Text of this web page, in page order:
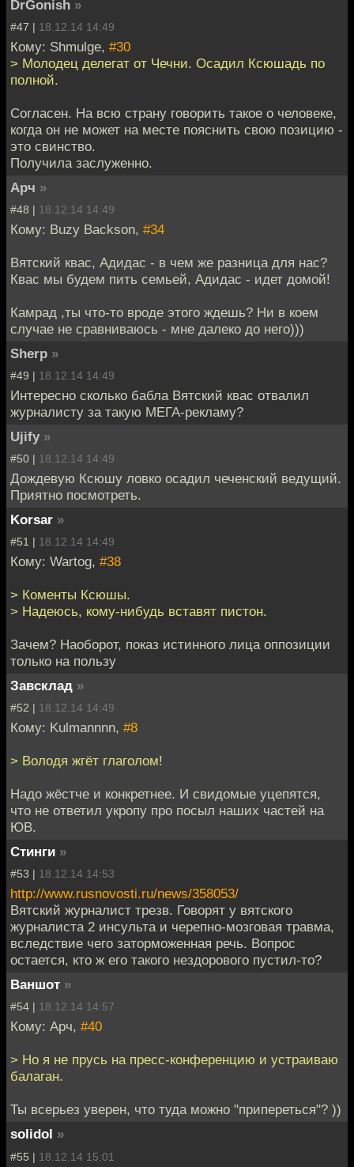
DrGonish »
#47 | 18.12.14 14:49
Кому: Shmulge, #30
> Молодец делегат от Чечни. Осадил Ксюшадь по
полной.
Согласен. На всю страну говорить такое о человеке,
когда он не может на месте пояснить свою позицию -
это свинство.
Получила заслуженно.
Арч »
#48 | 18.12.14 14:49
Кому: Buzy Backson, #34
Вятский квас, Адидас - в чем же разница для нас?
Квас мы будем пить семьей, Адидас - идет домой!
Камрад ,ты что-то вроде этого ждешь? Ни в коем
случае не сравниваюсь - мне далеко до него)))
Sherp »
#49 | 18.12.14 14:49
Интересно сколько бабла Вятский квас отвалил
журналисту за такую МЕГА-рекламу?
Ujify »
#50 | 18.12.14 14:49
Дождевую Ксюшу ловко осадил чеченский ведущий.
Приятно посмотреть.
Korsar »
#51 | 18.12.14 14:49
Кому: Wartog, #38
> Коменты Ксюшы.
> Надеюсь, кому-нибудь вставят пистон.
Зачем? Наоборот, показ истинного лица оппозиции
только на пользу
Завсклад »
#52 | 18.12.14 14:49
Кому: Kulmannnn, #8
> Володя жгёт глаголом!
Надо жёстче и конкретнее. И свидомые уцепятся,
что не ответил укропу про посыл наших частей на
ЮВ.
Стинги »
#53 | 18.12.14 14:53
http://www.rusnovosti.ru/news/358053/
Вятский журналист трезв. Говорят у вятского
журналиста 2 инсульта и черепно-мозговая травма,
вследствие чего заторможенная речь. Вопрос
остается, кто ж его такого нездорового пустил-то?
Ваншот »
#54 | 18.12.14 14:57
Кому: Арч, #40
> Но я не прусь на пресс-конференцию и устраиваю
балаган.
Ты всерьез уверен, что туда можно "припереться"? ))
solidol »
#55 | 18.12.14 15:01